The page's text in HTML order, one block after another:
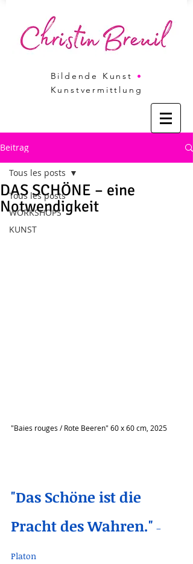
Bildende Kunst •
Kunstvermittlung
Beitrag
Tous les posts
WORKSHOPS
KUNST
Tous les posts
DAS SCHÖNE – eine
Notwendigkeit
"Baies rouges / Rote Beeren" 60 x 60 cm, 2025
"Das Schöne ist die
Pracht des Wahren." –
Platon